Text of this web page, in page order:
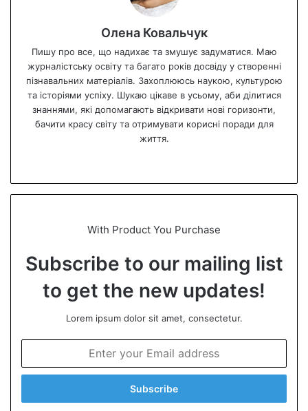
Олена Ковальчук
Пишу про все, що надихає та змушує задуматися. Маю
журналістську освіту та багато років досвіду у створенні
пізнавальних матеріалів. Захоплююсь наукою, культурою
та історіями успіху. Шукаю цікаве в усьому, аби ділитися
знаннями, які допомагають відкривати нові горизонти,
бачити красу світу та отримувати корисні поради для
життя.
te
With Product You Purchase
Subscribe to our mailing list
to get the new updates!
Lorem ipsum dolor sit amet, consectetur.
t
r